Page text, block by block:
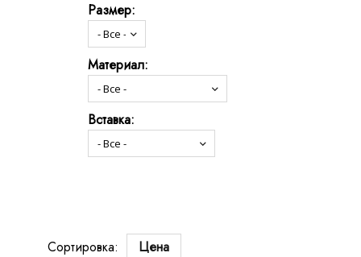
Размер:
Материал:
Вставка:
Сортировка:
Цена